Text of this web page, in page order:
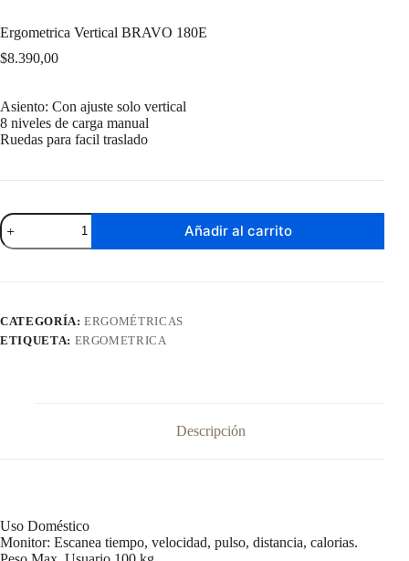
Ergometrica Vertical BRAVO 180E
$8.390,00
Asiento: Con ajuste solo vertical
8 niveles de carga manual
Ruedas para facil traslado
Ergometrica
Vertical
BRAVO
Añadir al carrito
CATEGORÍA:ERGOMÉTRICAS
ETIQUETA: ERGOMETRICA
Descripción
Uso Doméstico
Monitor: Escanea tiempo, velocidad, pulso, distancia, calorias.